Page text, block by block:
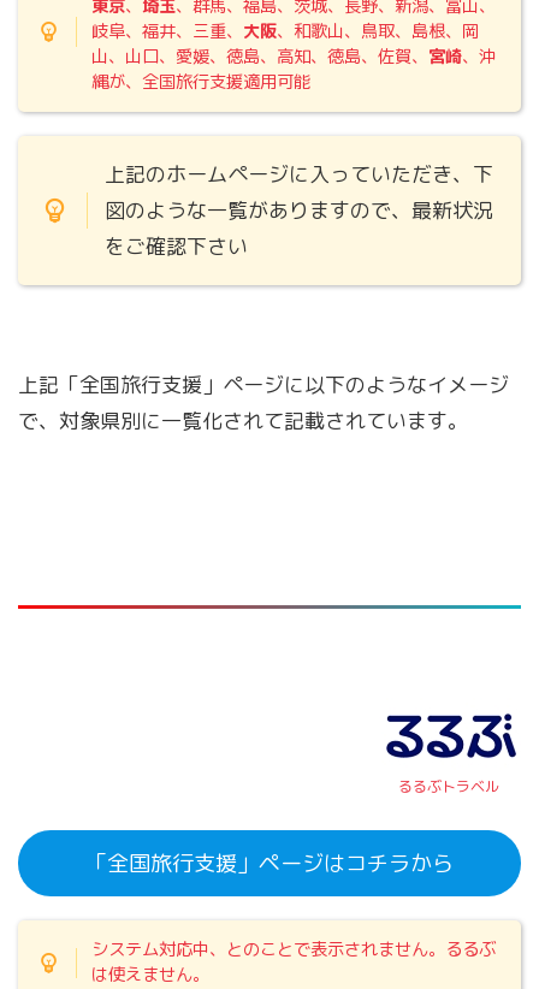
東京、埼玉、群馬、福島、茨城、長野、新潟、富山、
岐阜、福井、三重、 大阪、和歌山、鳥取、島根、岡
山、山口、愛媛、徳島、高知、徳島、佐賀、 宮崎、沖
縄が、全国旅行支援適用可能
上記のホームページに入っていただき、下
図のような一覧がありますので、最新状況
をご確認下さい
上記「全国旅行支援」ページに以下のようなイメージ
で、対象県別に一覧化されて記載されています。
るるぶトラベル
「全国旅行支援」ページはコチラから
システム対応中、とのことで表示されません。るるぶ
は使えません。